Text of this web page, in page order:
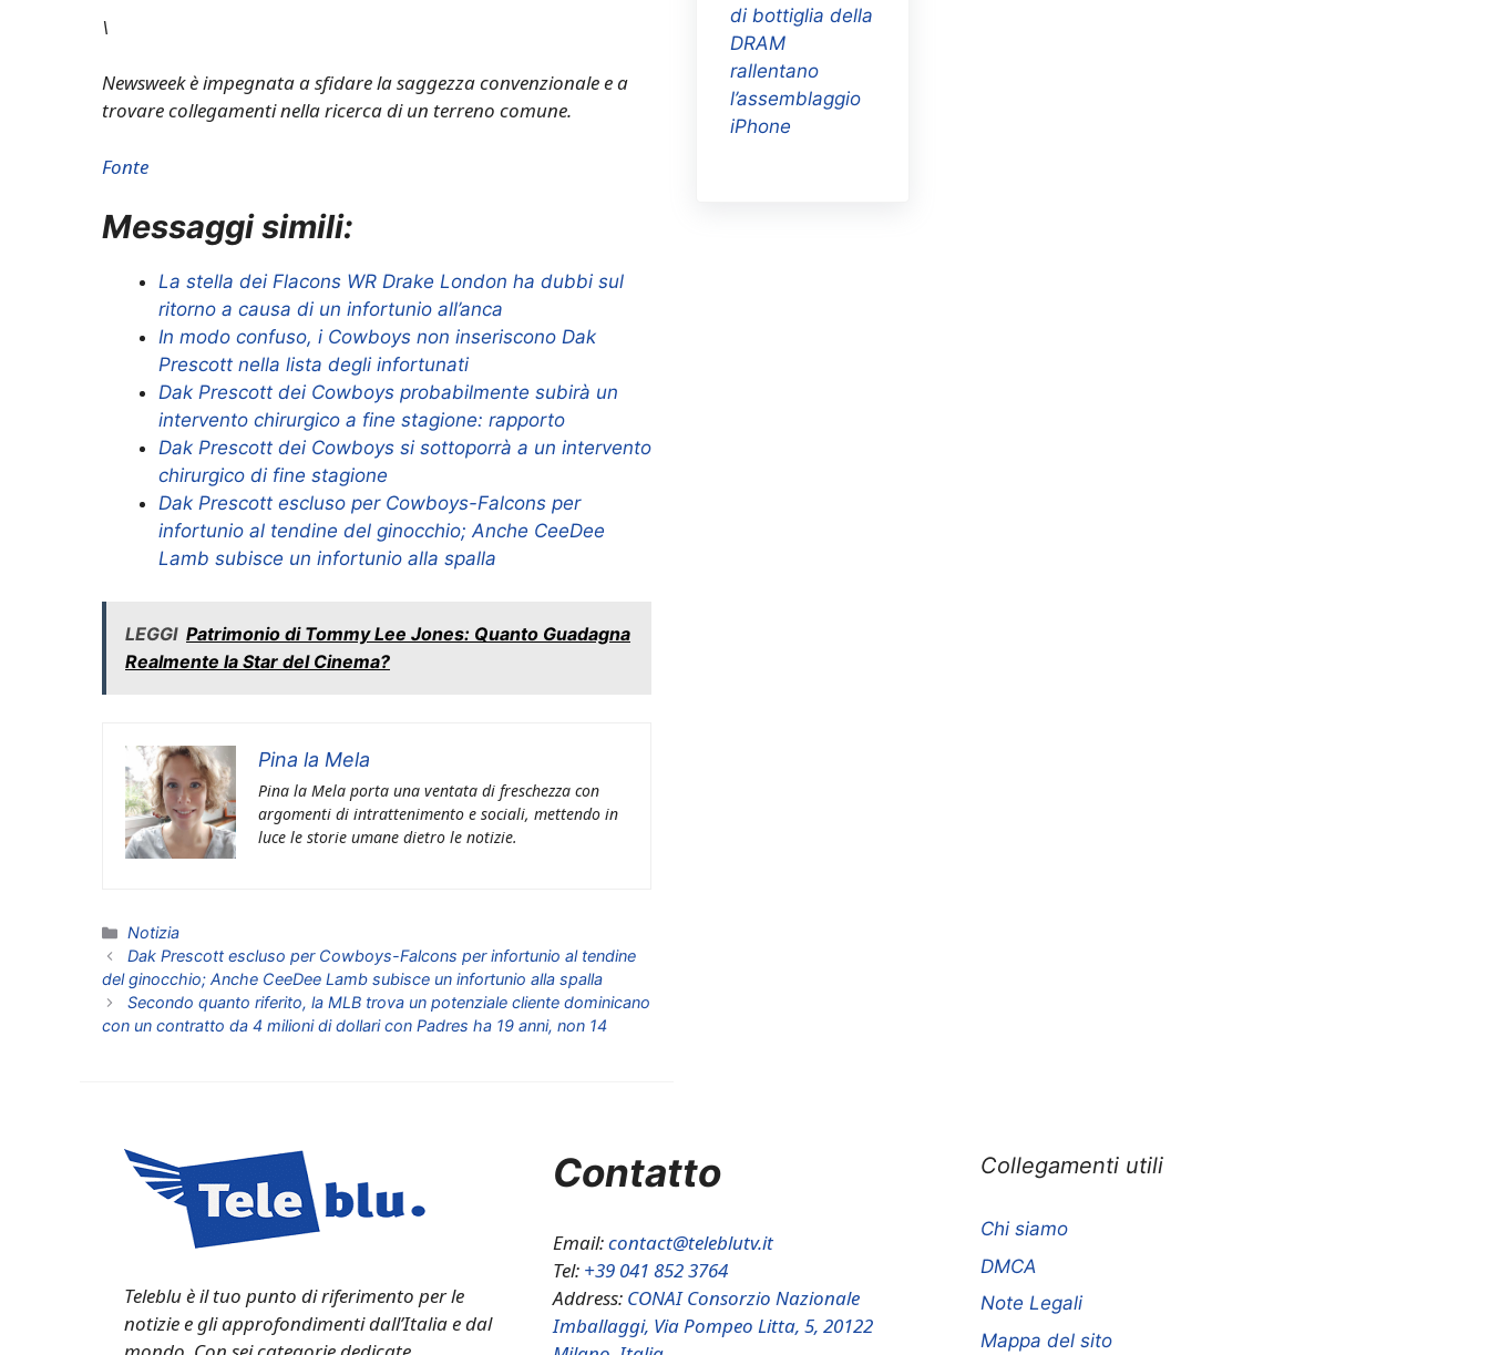
\
Newsweek è impegnata a sfidare la saggezza convenzionale e a
trovare collegamenti nella ricerca di un terreno comune.
Fonte
Messaggi simili:
La stella dei Flacons WR Drake London ha dubbi sul
ritorno a causa di un infortunio all’anca
In modo confuso, i Cowboys non inseriscono Dak
Prescott nella lista degli infortunati
Dak Prescott dei Cowboys probabilmente subirà un
intervento chirurgico a fine stagione: rapporto
Dak Prescott dei Cowboys si sottoporrà a un intervento
chirurgico di fine stagione
Dak Prescott escluso per Cowboys-Falcons per
infortunio al tendine del ginocchio; Anche CeeDee
Lamb subisce un infortunio alla spalla
LEGGI Patrimonio di Tommy Lee Jones: Quanto Guadagna
Realmente la Star del Cinema?
Pina la Mela
Pina la Mela porta una ventata di freschezza con
argomenti di intrattenimento e sociali, mettendo in
luce le storie umane dietro le notizie.
Categorie
Notizia
Dak Prescott escluso per Cowboys-Falcons per infortunio al tendine
del ginocchio; Anche CeeDee Lamb subisce un infortunio alla spalla
Secondo quanto riferito, la MLB trova un potenziale cliente dominicano
con un contratto da 4 milioni di dollari con Padres ha 19 anni, non 14
di bottiglia della
DRAM
rallentano
l’assemblaggio
iPhone
Teleblu è il tuo punto di riferimento per le
notizie e gli approfondimenti dall’Italia e dal
Contatto
Email:contact@teleblutv.it
Tel: +39 041 852 3764
Address: CONAI Consorzio Nazionale
Imballaggi, Via Pompeo Litta, 5, 20122
Collegamenti utili
Chi siamo
DMCA
Note Legali
Mappa del sito